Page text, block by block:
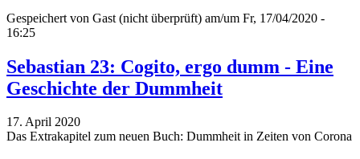
Gespeichert von Gast (nicht überprüft) am/um Fr, 17/04/2020 -
16:25
Sebastian 23: Cogito, ergo dumm - Eine
Geschichte der Dummheit
17. April 2020
Das Extrakapitel zum neuen Buch: Dummheit in Zeiten von Corona